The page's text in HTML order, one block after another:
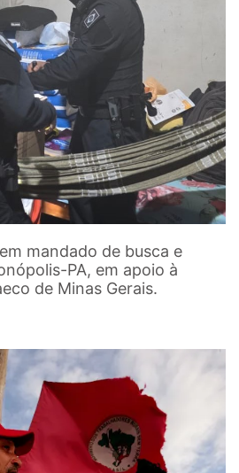
mandado de busca e
PA, em apoio à
de Minas Gerais.